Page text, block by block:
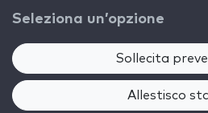
Seleziona un’opzione
Sollecita
Allestisco